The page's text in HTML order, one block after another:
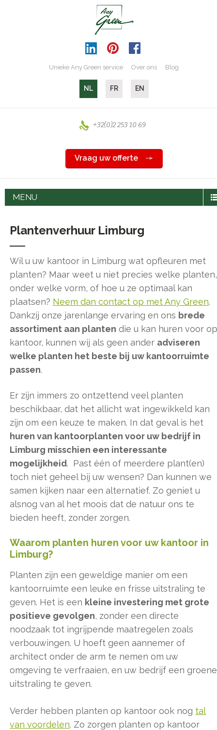
Unieke Any Green service Over ons Blog
NL FR EN
+32(0)2 253 10 69
Vraag uw offerte
MENU
Plantenverhuur Limburg
Wil u uw kantoor in Limburg wat opfleuren met
planten? Maar weet u niet precies welke planten,
onder welke vorm, of hoe u ze optimaal kan
plaatsen? Neem dan contact op met Any Green.
Dankzij onze jarenlange ervaring en ons brede
assortiment aan planten die u kan huren voor op
kantoor, kunnen wij als geen ander adviseren
welke planten het beste bij uw kantoorruimte
passen.
Er zijn immers zo ontzettend veel planten
beschikbaar, dat het allicht wat ingewikkeld kan
zijn om een keuze te maken. In dat geval is het
huren van kantoorplanten voor uw bedrijf in
Limburg misschien een interessante
mogelijkheid. Past één of meerdere plant(en)
toch niet geheel bij uw wensen? Dan kunnen we
samen kijken naar een alternatief. Zo geniet u
alsnog van al het moois dat de natuur ons te
bieden heeft, zonder zorgen.
Waarom planten huren voor uw kantoor in
Limburg?
Planten zijn een geweldige manier om een
kantoorruimte een leuke en frisse uitstraling te
geven. Het is een kleine investering met grote
positieve gevolgen, zonder een directe
noodzaak tot ingrijpende maatregelen zoals
verbouwingen. U hoeft geen aannemer of
architect onder de arm te nemen om uw
omgeving te verfraaien, en uw bedrijf een groene
uitstraling te geven.
Verder hebben planten op kantoor ook nog tal
van voordelen. Zo zorgen planten op kantoor